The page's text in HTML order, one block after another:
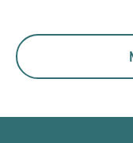
Hormone, den